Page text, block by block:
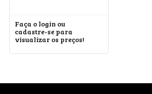
Faça o login ou
cadastre-se para
visualizar os preços!